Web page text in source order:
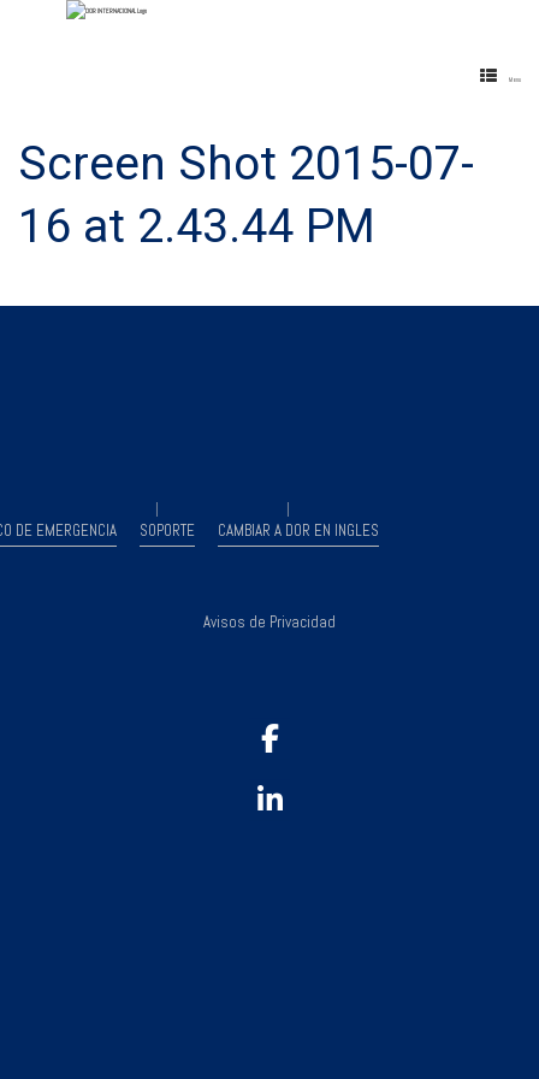
Menu
Screen Shot 2015-07-
16 at 2.43.44 PM
DE EMERGENCIA SOPORTE CAMBIAR A DOR EN INGLES
Avisos de Privacidad